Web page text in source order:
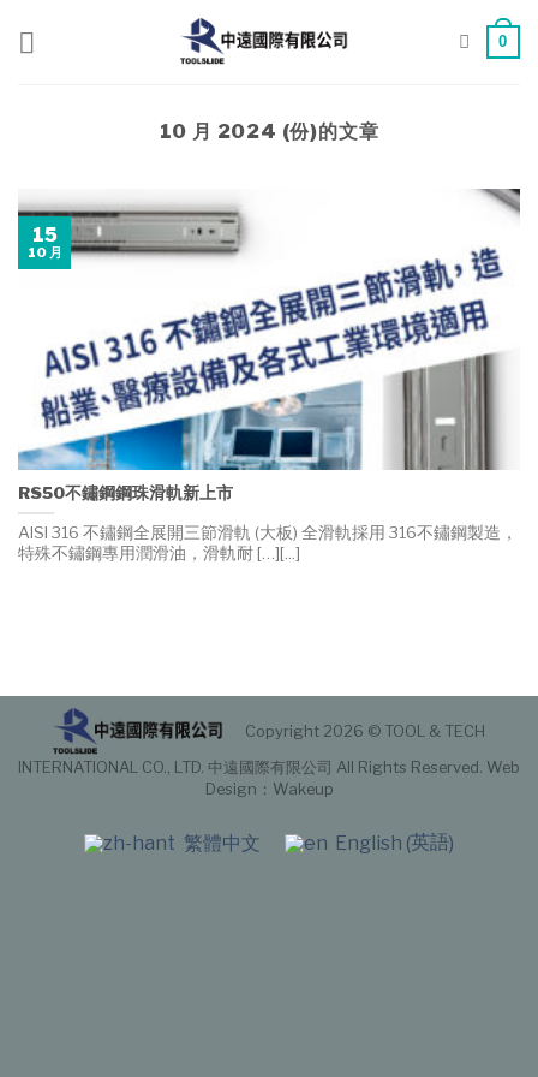
content
0
10 月 2024 (份)的文章
RS50不鏽鋼鋼珠滑軌新上市
AISI 316 不鏽鋼全展開三節滑軌 (大板) 全滑軌採用 316不鏽鋼製造，
特殊不鏽鋼專用潤滑油，滑軌耐 […][...]
15
10 月
Copyright 2026 © TOOL & TECH
INTERNATIONAL CO., LTD. 中遠國際有限公司 All Rights Reserved. Web
Design ：Wakeup
繁體中文 English (英語)